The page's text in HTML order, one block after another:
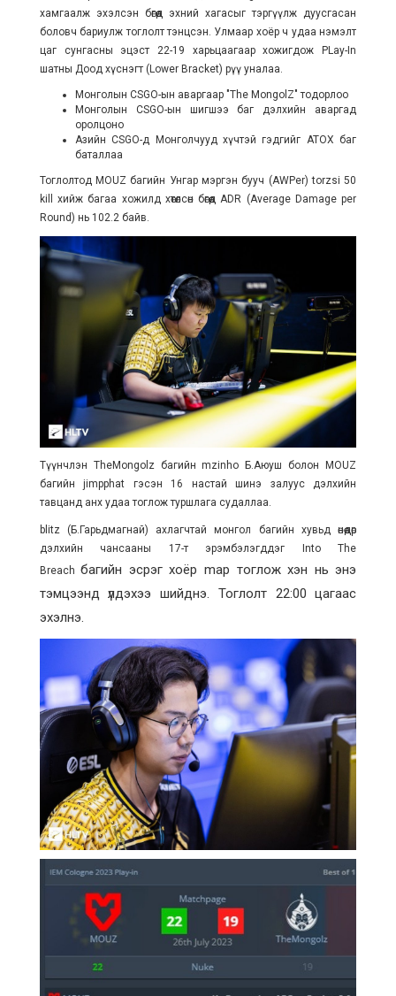
хамгаалж эхэлсэн бөгөөд эхний хагасыг тэргүүлж дуусгасан
боловч бариулж тоглолт тэнцсэн. Улмаар хоёр ч удаа нэмэлт
цаг сунгасны эцэст 22-19 харьцаагаар хожигдож PLay-In
шатны Доод хүснэгт (Lower Bracket) рүү уналаа.
Монголын CSGO-ын аваргаар "The MongolZ" тодорлоо
Монголын CSGO-ын шигшээ баг дэлхийн аваргад
оролцоно
Азийн CSGO-д Монголчууд хүчтэй гэдгийг ATOX баг
баталлаа
Тоглолтод MOUZ багийн Унгар мэргэн бууч (AWPer) torzsi 50
kill хийж багаа хожилд хөтөлсөн бөгөөд ADR (Average Damage per
Round) нь 102.2 байв.
Түүнчлэн TheMongolz багийн mzinho Б.Аюуш болон MOUZ
багийн jimpphat гэсэн 16 настай шинэ залуус дэлхийн
тавцанд анх удаа тоглож туршлага судаллаа.
blitz (Б.Гарьдмагнай) ахлагчтай монгол багийн хувьд өнөөдөр
дэлхийн чансааны 17-т эрэмбэлэгддэг Into The
Breachбагийн эсрэг хоёр map тоглож хэн нь энэ
тэмцээнд үлдэхээ шийднэ. Тоглолт 22:00 цагаас
эхэлнэ.